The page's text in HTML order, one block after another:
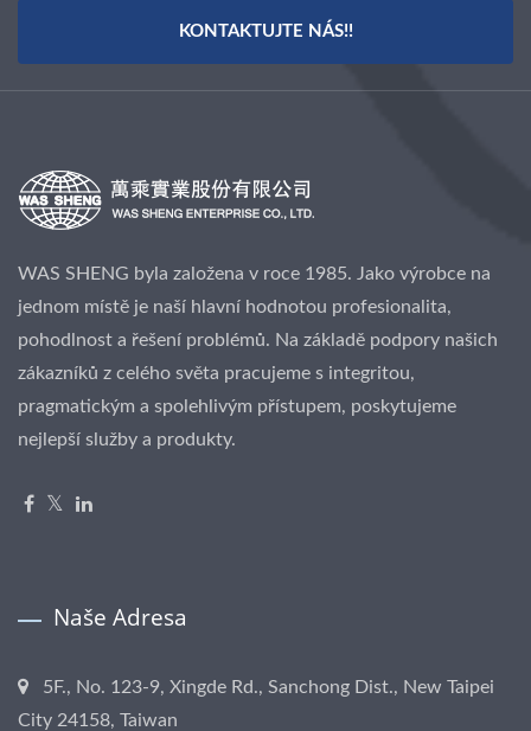
KONTAKTUJTE NÁS!!
WAS SHENG byla založena v roce 1985. Jako výrobce na
jednom místě je naší hlavní hodnotou profesionalita,
pohodlnost a řešení problémů. Na základě podpory našich
zákazníků z celého světa pracujeme s integritou,
pragmatickým a spolehlivým přístupem, poskytujeme
nejlepší služby a produkty.
Naše Adresa
5F., No. 123-9, Xingde Rd., Sanchong Dist., New Taipei
City 24158, Taiwan